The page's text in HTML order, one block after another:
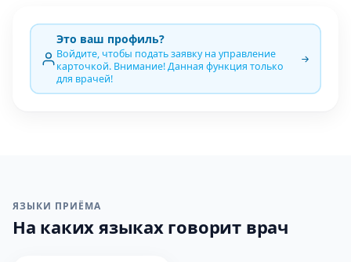
Это ваш профиль?
Войдите, чтобы подать заявку на управление
карточкой. Внимание! Данная функция только
для врачей!
ЯЗЫКИ ПРИЁМА
На каких языках говорит врач